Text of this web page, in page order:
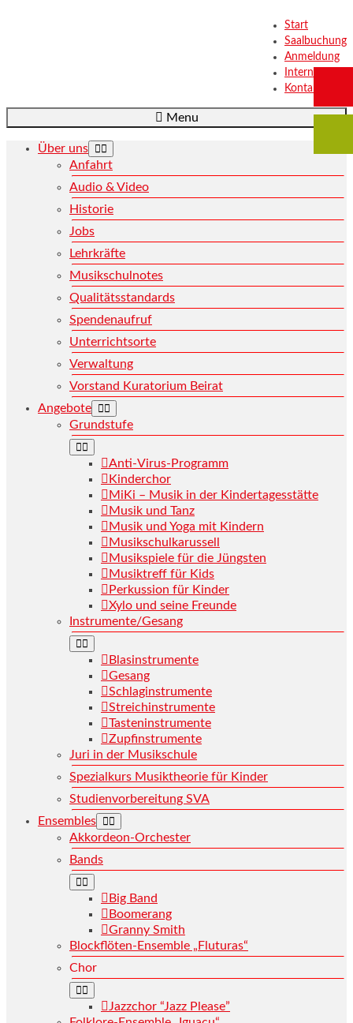
Start
Saalbuchung
Anmeldung
Intern
Kontakt
Menu
Über uns
Anfahrt
Audio & Video
Historie
Jobs
Lehrkräfte
Musikschulnotes
Qualitätsstandards
Spendenaufruf
Unterrichtsorte
Verwaltung
Vorstand Kuratorium Beirat
Angebote
Grundstufe
Anti-Virus-Programm
Kinderchor
MiKi – Musik in der Kindertagesstätte
Musik und Tanz
Musik und Yoga mit Kindern
Musikschulkarussell
Musikspiele für die Jüngsten
Musiktreff für Kids
Perkussion für Kinder
Xylo und seine Freunde
Instrumente/Gesang
Blasinstrumente
Gesang
Schlaginstrumente
Streichinstrumente
Tasteninstrumente
Zupfinstrumente
Juri in der Musikschule
Spezialkurs Musiktheorie für Kinder
Studienvorbereitung SVA
Ensembles
Akkordeon-Orchester
Bands
Big Band
Boomerang
Granny Smith
Blockflöten-Ensemble „Fluturas“
Chor
Jazzchor “Jazz Please”